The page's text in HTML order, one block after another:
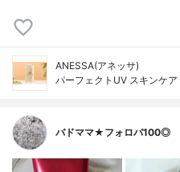
ANESSA(アネッサ)
パーフェクトUV スキンケア
バドママ★フォロバ100◎